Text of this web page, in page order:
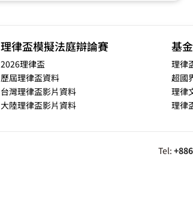
理律盃模擬法庭辯論賽
2026理律盃
歷屆理律盃資料
台灣理律盃影片資料
大陸理律盃影片資料
基
理律
超國
理律
理律
Tel: